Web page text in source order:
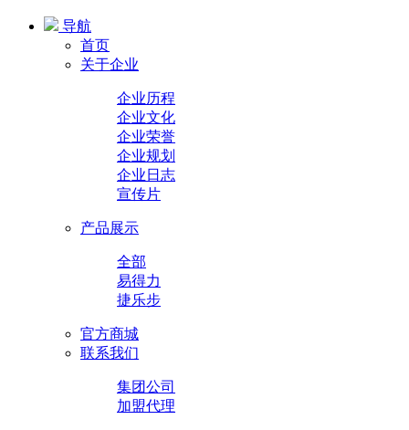
导航
首页
关于企业
企业历程
企业文化
企业荣誉
企业规划
企业日志
宣传片
产品展示
全部
易得力
捷乐步
官方商城
联系我们
集团公司
加盟代理